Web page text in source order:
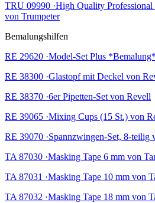
TRU 09990 ·High Quality
von Trumpeter
Bemalungshilfen
RE 29620 ·Model-Set Plus
RE 38300 ·Glastopf mit Deckel von
RE 38370 ·6er Pipetten-Set von Revell
RE 39065 ·Mixing Cups (15 St.) von
RE 39070 ·Spannzwingen-Set, 8-teilig
TA 87030 ·Masking Tape 6 mm von
TA 87031 ·Masking Tape 10 mm von
TA 87032 ·Masking Tape 18 mm von